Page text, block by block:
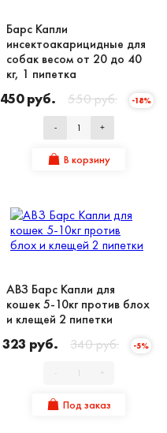
Барс Капли
инсектоакарицидные для
собак весом от 20 до 40
кг, 1 пипетка
450 руб. 550 руб. -18%
- +
В корзину
АВЗ Барс Капли для
кошек 5-10кг против блох
и клещей 2 пипетки
323 руб. 340 руб. -5%
- +
Под заказ